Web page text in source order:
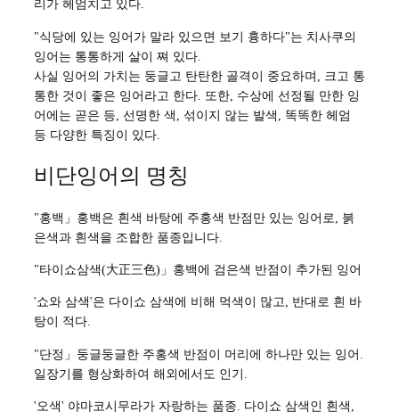
리가 헤엄치고 있다.
"식당에 있는 잉어가 말라 있으면 보기 흉하다"는 치사쿠의
잉어는 통통하게 살이 쪄 있다.
사실 잉어의 가치는 둥글고 탄탄한 골격이 중요하며, 크고 통
통한 것이 좋은 잉어라고 한다. 또한, 수상에 선정될 만한 잉
어에는 곧은 등, 선명한 색, 섞이지 않는 발색, 똑똑한 헤엄
등 다양한 특징이 있다.
비단잉어의 명칭
"홍백」홍백은 흰색 바탕에 주홍색 반점만 있는 잉어로, 붉
은색과 흰색을 조합한 품종입니다.
"타이쇼삼색(大正三色)」홍백에 검은색 반점이 추가된 잉어
'쇼와 삼색'은 다이쇼 삼색에 비해 먹색이 많고, 반대로 흰 바
탕이 적다.
"단정」둥글둥글한 주홍색 반점이 머리에 하나만 있는 잉어.
일장기를 형상화하여 해외에서도 인기.
'오색' 야마코시무라가 자랑하는 품종. 다이쇼 삼색인 흰색,